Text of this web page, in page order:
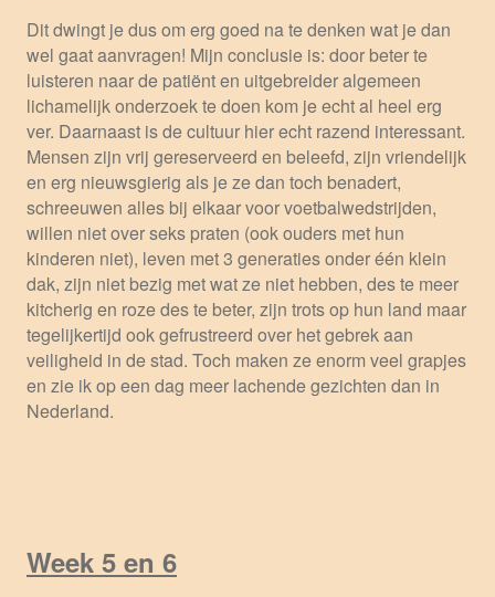
Dit dwingt je dus om erg goed na te denken wat je dan
wel gaat aanvragen! Mijn conclusie is: door beter te
luisteren naar de patiënt en uitgebreider algemeen
lichamelijk onderzoek te doen kom je echt al heel erg
ver. Daarnaast is de cultuur hier echt razend interessant.
Mensen zijn vrij gereserveerd en beleefd, zijn vriendelijk
en erg nieuwsgierig als je ze dan toch benadert,
schreeuwen alles bij elkaar voor voetbalwedstrijden,
willen niet over seks praten (ook ouders met hun
kinderen niet), leven met 3 generaties onder één klein
dak, zijn niet bezig met wat ze niet hebben, des te meer
kitcherig en roze des te beter, zijn trots op hun land maar
tegelijkertijd ook gefrustreerd over het gebrek aan
veiligheid in de stad. Toch maken ze enorm veel grapjes
en zie ik op een dag meer lachende gezichten dan in
Nederland.
Week 5 en 6